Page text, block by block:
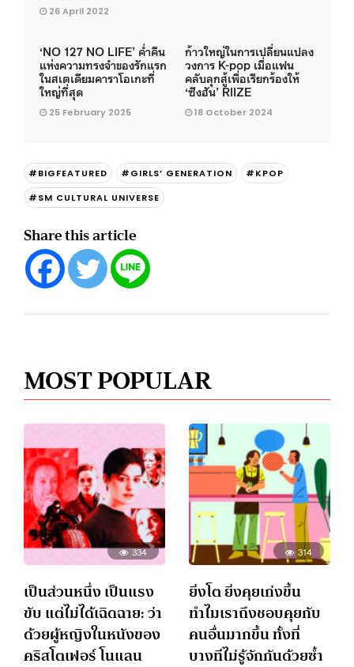
26 April 2022
‘NO 127 NO LIFE’ ค่ำคืน
แห่งความทรงจำของรักแรก
ในสเตเดียมคาราโอเกะที่
ใหญ่ที่สุด
25 February 2025
ก้าวใหญ่ในการเปลี่ยนแปลง
วงการ K-pop เมื่อแฟน
คลับลุกสู้เพื่อเรียกร้องให้
‘ซึงฮัน’ RIIZE
18 October 2024
#BIGFEATURED #GIRLS’ GENERATION
#KPOP
#SM CULTURAL UNIVERSE
Share this article
MOST POPULAR
334
เป็นส่วนหนึ่ง เป็นแรง
ขับ แต่ไม่ได้เฉิดฉาย: ว่า
ด้วยผู้หญิงในหนังของ
คริสโตเฟอร์ โนแลน
314
ยิ่งโต ยิ่งคุยเก่งขึ้น
ทำไมเราถึงชอบคุยกับ
คนอื่นมากขึ้น ทั้งที่
บางทีไม่รู้จักกันด้วยซ้ำ